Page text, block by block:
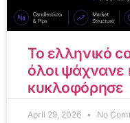
Το ελληνικό
όλοι ψάχνανε
κυκλοφόρησε
April 29, 2026 No